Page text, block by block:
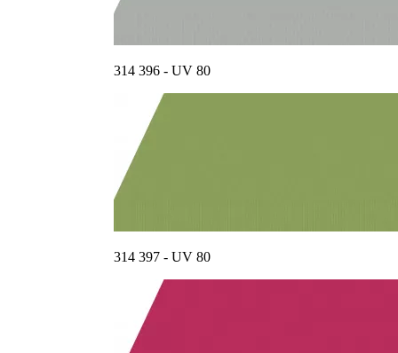
314 396 - UV 80
314 397 - UV 80